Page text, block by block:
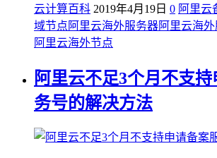
云计算百科 2019年4月19日 0 阿里云
域节点 阿里云海外服务器阿里云海
阿里云海外节点
阿里云不足3个月不支
务号的解决方法